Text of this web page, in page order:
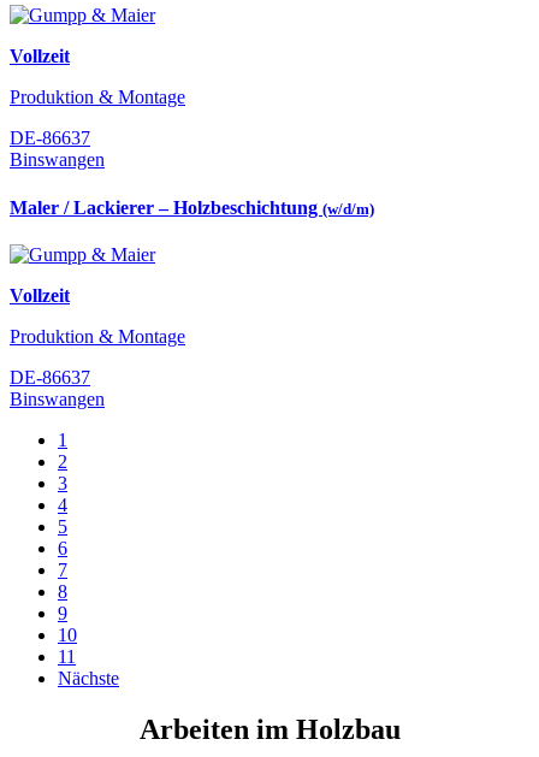
Vollzeit
Produktion & Montage
DE-86637
Binswangen
Maler / Lackierer – Holzbeschichtung (w/d/m)
Vollzeit
Produktion & Montage
DE-86637
Binswangen
1
2
3
4
5
6
7
8
9
10
11
Nächste
Arbeiten im Holzbau